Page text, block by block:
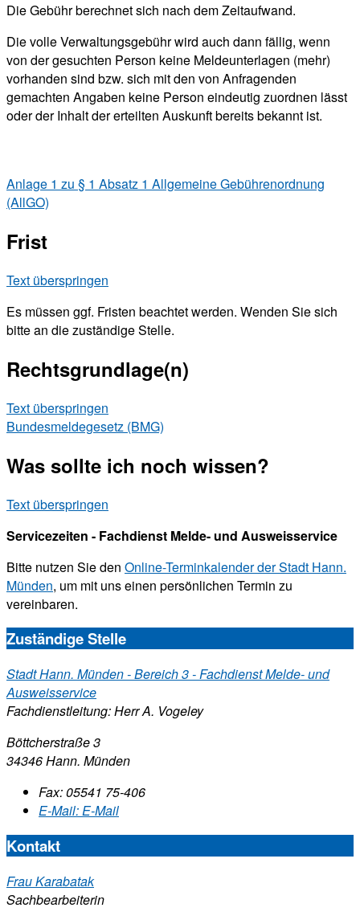
Die Gebühr berechnet sich nach dem Zeitaufwand.
Die volle Verwaltungsgebühr wird auch dann fällig, wenn
von der gesuchten Person keine Meldeunterlagen (mehr)
vorhanden sind bzw. sich mit den von Anfragenden
gemachten Angaben keine Person eindeutig zuordnen lässt
oder der Inhalt der erteilten Auskunft bereits bekannt ist.
Anlage 1 zu § 1 Absatz 1 Allgemeine Gebührenordnung
(AllGO)
Frist
Text überspringen
Es müssen ggf. Fristen beachtet werden. Wenden Sie sich
bitte an die zuständige Stelle.
Rechtsgrundlage(n)
Text überspringen
Bundesmeldegesetz (BMG)
Was sollte ich noch wissen?
Text überspringen
Servicezeiten - Fachdienst Melde- und Ausweisservice
Bitte nutzen Sie den Online-Terminkalender der Stadt Hann.
Münden, um mit uns einen persönlichen Termin zu
vereinbaren.
Zuständige Stelle
Stadt Hann. Münden - Bereich 3 - Fachdienst Melde- und
Ausweisservice
Fachdienstleitung: Herr A. Vogeley
Böttcherstraße 3
34346 Hann. Münden
Fax:05541 75-406
E-Mail:E-Mail
Kontakt
Frau Karabatak
Sachbearbeiterin